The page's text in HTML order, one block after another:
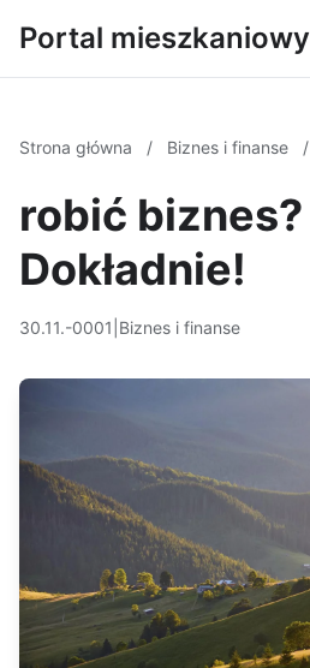
Portal mieszkaniowy
Strona główna / Biznes i finanse /
robić biznes?
Dokładnie!
30.11.-0001 Biznes i finanse